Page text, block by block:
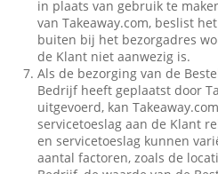
in plaats van gebruik te
van Takeaway.com, beslist
buiten bij het bezorgadres
de Klant niet aanwezig is.
Als de bezorging van de
Bedrijf heeft geplaatst door
uitgevoerd, kan
servicetoeslag aan de Klant
en servicetoeslag kunnen
aantal factoren, zoals de